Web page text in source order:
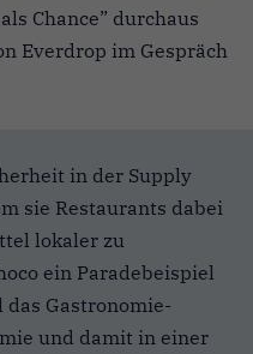
Chance” durchaus
Everdrop im Gespräch
in der Supply
sie Restaurants dabei
lokaler zu
ein Paradebeispiel
das Gastronomie-
und damit in einer